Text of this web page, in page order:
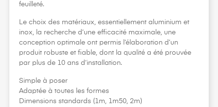
feuilleté.
Le choix des matériaux, essentiellement aluminium et
inox, la recherche d’une efficacité maximale, une
conception optimale ont permis l’élaboration d’un
produit robuste et fiable, dont la qualité a été prouvée
par plus de 10 ans d’installation.
Simple à poser
Adaptée à toutes les formes
Dimensions standards (1m, 1m50, 2m)